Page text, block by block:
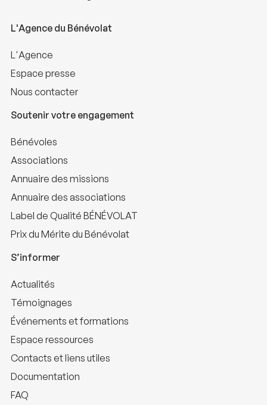
L'Agence du Bénévolat
L'Agence
Espace presse
Nous contacter
Soutenir votre engagement
Bénévoles
Associations
Annuaire des missions
Annuaire des associations
Label de Qualité BÉNÉVOLAT
Prix du Mérite du Bénévolat
S’informer
Actualités
Témoignages
Événements et formations
Espace ressources
Contacts et liens utiles
Documentation
FAQ